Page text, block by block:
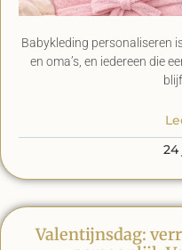
Babykleding personaliseren
en oma’s, en iedereen die
24
Valentijnsdag: